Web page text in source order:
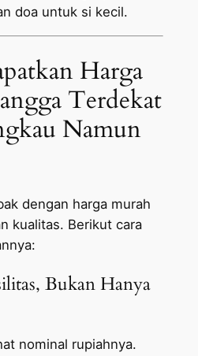
doa untuk si kecil.
Harga
Terdekat
Namun
dengan harga murah
kualitas. Berikut cara
Bukan Hanya
nominal rupiahnya.